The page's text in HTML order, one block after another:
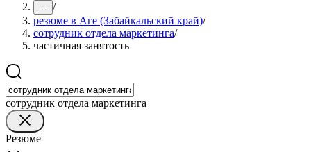
... /
резюме в Аге (Забайкальский край)/
сотрудник отдела маркетинга/
частичная занятость
сотрудник отдела маркетинга
Резюме